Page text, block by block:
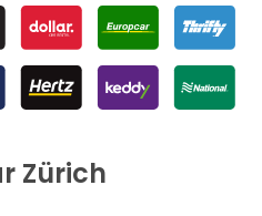
Zürich